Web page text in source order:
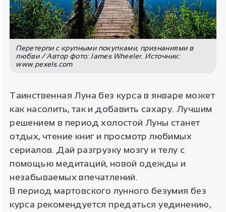
Перетерпи с крупными покупками, признаниями в
любви / Автор фото: James Wheeler. Источник:
www.pexels.com
Таинственная Луна без курса в январе может
как насолить, так и добавить сахару. Лучшим
решением в период холостой Луны станет
отдых, чтение книг и просмотр любимых
сериалов. Дай разгрузку мозгу и телу с
помощью медитаций, новой одежды и
незабываемых впечатлений.
В период мартовского лунного безумия без
курса рекомендуется предаться уединению,